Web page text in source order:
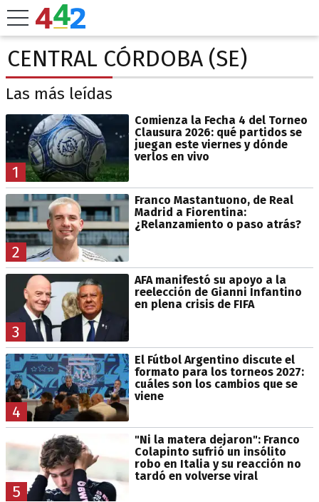
CENTRAL CÓRDOBA (SE)
Las más leídas
1
Comienza la Fecha 4 del Torneo
Clausura 2026: qué partidos se
juegan este viernes y dónde
verlos en vivo
2
Franco Mastantuono, de Real
Madrid a Fiorentina:
¿Relanzamiento o paso atrás?
3
AFA manifestó su apoyo a la
reelección de Gianni Infantino
en plena crisis de FIFA
4
El Fútbol Argentino discute el
formato para los torneos 2027:
cuáles son los cambios que se
viene
5
"Ni la matera dejaron": Franco
Colapinto sufrió un insólito
robo en Italia y su reacción no
tardó en volverse viral